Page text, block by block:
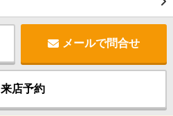
メールで問合せ
来店予約